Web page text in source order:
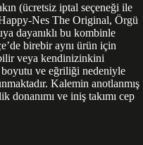
(ücretsiz iptal seçeneği ile
Nes The Original, Örgü
dayanıklı bu kombinle
birebir aynı ürün için
veya kendinizinkini
boyutu ve eğriliği nedeniyle
Kalemin anotlanmış
donanımı ve iniş takımı cep